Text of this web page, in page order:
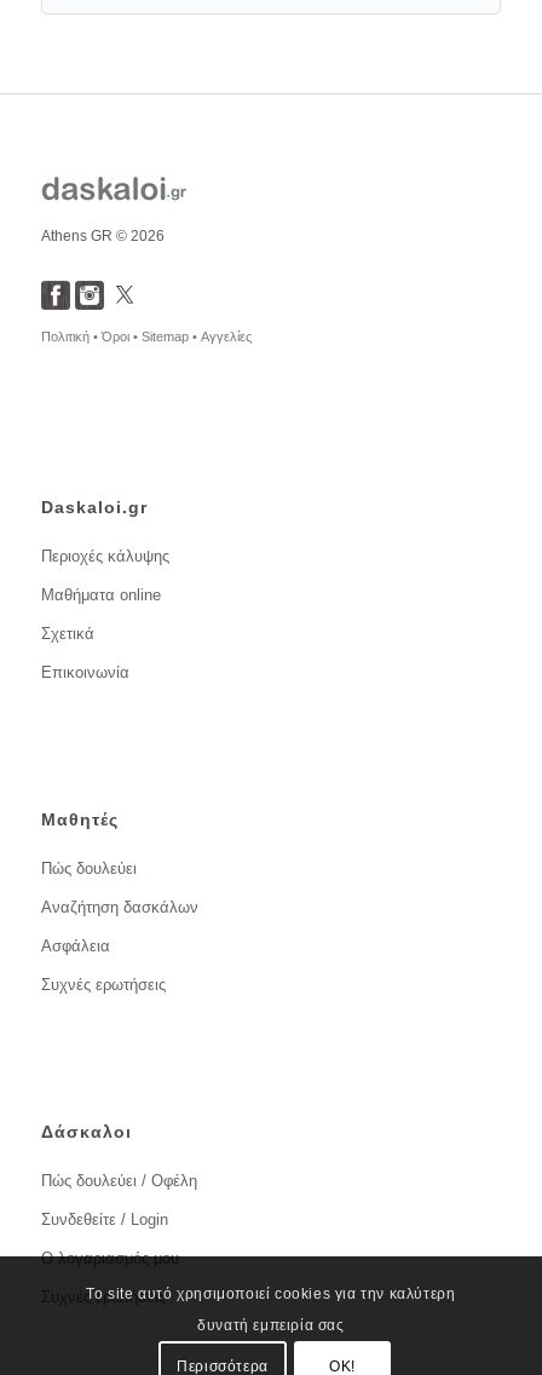
Athens GR © 2026
Πολιτική •Όροι • Sitemap • Αγγελίες
Daskaloi.gr
Περιοχές κάλυψης
Μαθήματα online
Σχετικά
Επικοινωνία
Μαθητές
Πώς δουλεύει
Αναζήτηση δασκάλων
Ασφάλεια
Συχνές ερωτήσεις
Δάσκαλοι
Πώς δουλεύει / Οφέλη
Συνδεθείτε / Login
Ο λογαριασμός μου
Συχνές ερωτήσεις
Το site αυτό χρησιμοποιεί cookies για την καλύτερη
δυνατή εμπειρία σας
Περισσότερα OK!